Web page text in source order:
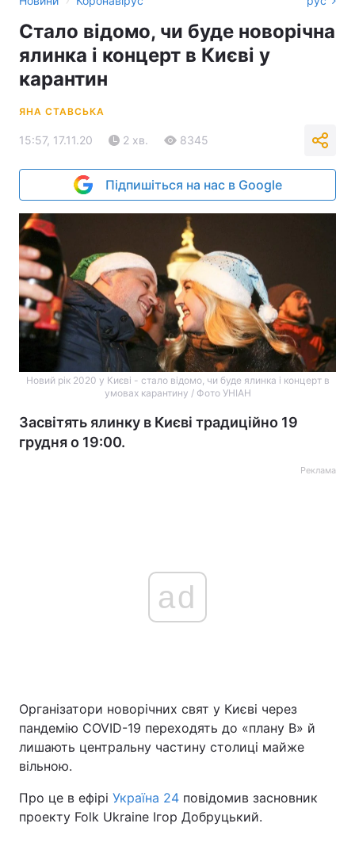
Стало відомо, чи буде новорічна
ялинка і концерт в Києві у
карантин
ЯНА СТАВСЬКА
15:57, 17.11.20 2 хв. 8345
Підпишіться на нас в Google
Новий рік 2020 у Києві - стало відомо, чи буде ялинка і концерт в
умовах карантину / Фото УНІАН
Засвітять ялинку в Києві традиційно 19
грудня о 19:00.
Реклама
ad
Організатори новорічних свят у Києві через
пандемію COVID-19 переходять до «плану В» й
лишають центральну частину столиці майже
вільною.
Про це в ефірі Україна 24 повідомив засновник
проекту Folk Ukraine Ігор Добруцький.